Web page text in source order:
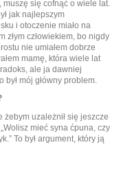
muszę się cofnąć o wiele lat.
jak najlepszym
i otoczenie miało na
złym człowiekiem, bo nigdy
nie umiałem dobrze
mamę, która wiele lat
ale ja dawniej
był mój główny problem.
żebym uzależnił się jeszcze
mieć syna ćpuna, czy
To był argument, który ją